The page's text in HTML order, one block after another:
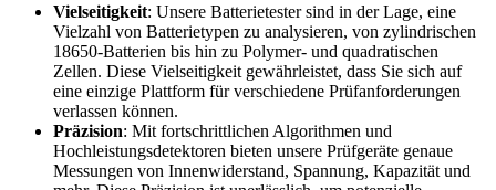
Vielseitigkeit: Unsere Batterietester sind in der Lage, eine
Vielzahl von Batterietypen zu analysieren, von zylindrischen
18650-Batterien bis hin zu Polymer- und quadratischen
Zellen. Diese Vielseitigkeit gewährleistet, dass Sie sich auf
eine einzige Plattform für verschiedene Prüfanforderungen
verlassen können.
Präzision: Mit fortschrittlichen Algorithmen und
Hochleistungsdetektoren bieten unsere Prüfgeräte genaue
Messungen von Innenwiderstand, Spannung, Kapazität und